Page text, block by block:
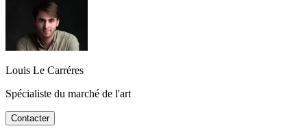
Louis Le Carréres
Spécialiste du marché de l'art
Contacter